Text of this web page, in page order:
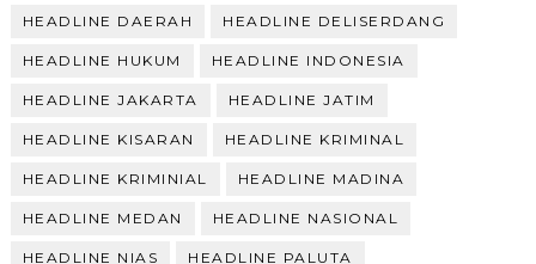
HEADLINE DAERAH HEADLINE DELISERDANG
HEADLINE HUKUM HEADLINE INDONESIA
HEADLINE JAKARTA HEADLINE JATIM
HEADLINE KISARAN HEADLINE KRIMINAL
HEADLINE KRIMINIAL HEADLINE MADINA
HEADLINE MEDAN HEADLINE NASIONAL
HEADLINE NIAS HEADLINE PALUTA